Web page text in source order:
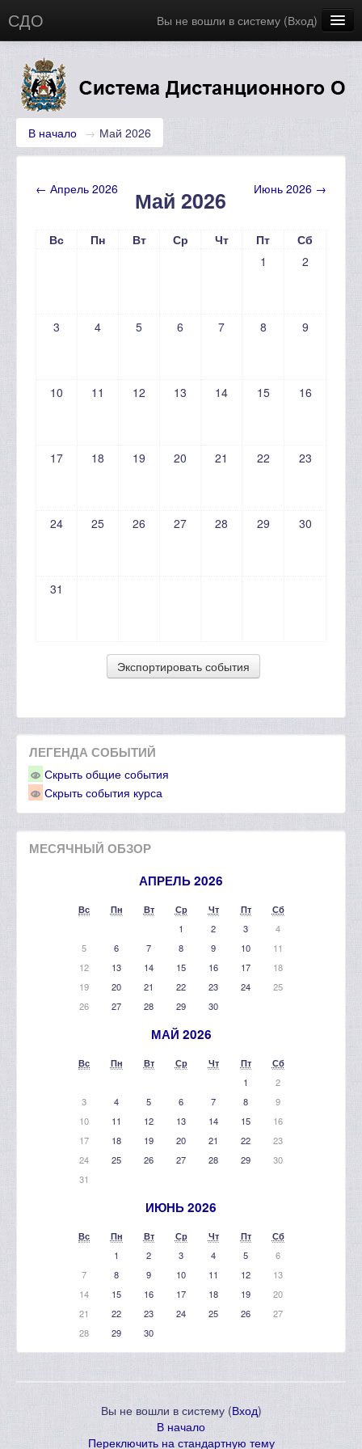
СДО Вы не вошли в систему (Вход)
Новости
Русский (ru)
В начало → Май 2026
← Апрель 2026 Май 2026 Июнь 2026 →
Вс Пн Вт Ср Чт Пт
Сб
1
2
3 4 5 6 7 8 9
10 11 12 13 14 15 16
17 18 19 20 21 22 23
24 25 26 27 28 29 30
31
ЛЕГЕНДА СОБЫТИЙ
Скрыть общие события
Скрыть события курса
МЕСЯЧНЫЙ ОБЗОР
АПРЕЛЬ 2026
Вс Пн Вт Ср Чт Пт
Сб
1
2 3
4
5
6 7 8 9 10
11
12
13 14 15 16 17
18
19
20 21 22 23 24
25
26
27 28 29 30
МАЙ 2026
Вс Пн Вт Ср Чт Пт
Сб
1
2
3
4 5 6 7 8
9
10
11 12 13 14 15
16
17
18 19 20 21 22
23
24
25 26 27 28 29
30
31
ИЮНЬ 2026
Вс Пн Вт Ср Чт Пт
Сб
1
2 3 4 5
6
7
8 9 10 11 12
13
14
15 16 17 18 19
20
21
22 23 24 25 26
27
28
29 30
Вы не вошли в систему (Вход)
В начало
Переключить на стандартную тему